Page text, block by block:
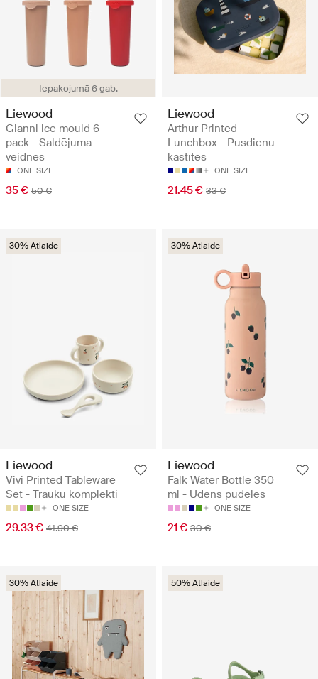
Iepakojumā 6 gab.
Liewood
Gianni ice mould 6-
pack - Saldējuma
veidnes
ONE SIZE
35 € 50 €
Liewood
Arthur Printed
Lunchbox - Pusdienu
kastītes
ONE SIZE
21.45 € 33 €
30% Atlaide
Liewood
Vivi Printed Tableware
Set - Trauku komplekti
ONE SIZE
29.33 € 41.90 €
30% Atlaide
Liewood
Falk Water Bottle 350
ml - Ūdens pudeles
ONE SIZE
21 € 30 €
30% Atlaide 50% Atlaide